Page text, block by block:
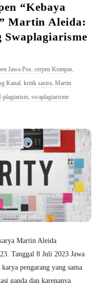
“Kebaya
Martin Aleida:
Swaplagiarisme
Jawa Pos, cerpen Kompas,
Kanal, kritik sastra, Martin
plagiarism, swaplagiarisme
Martin Aleida
Tanggal 8 Juli 2023 Jawa
pengarang yang sama.
ganda dan karenanya